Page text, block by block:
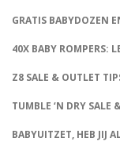
GRATIS BABYDOZEN
40X BABY ROMPERS:
Z8 SALE & OUTLET
TUMBLE ‘N DRY SALE
BABYUITZET, HEB JIJ